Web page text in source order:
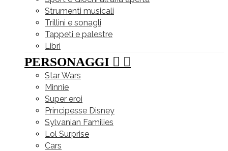
Strumenti musicali
Trillini e sonagli
Tappeti e palestre
Libri
PERSONAGGI  
Star Wars
Minnie
Super eroi
Principesse Disney
Sylvanian Families
Lol Surprise
Cars